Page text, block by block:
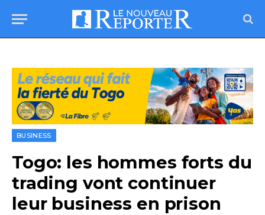
BUSINESS
Togo: les hommes forts du
trading vont continuer
leur business en prison